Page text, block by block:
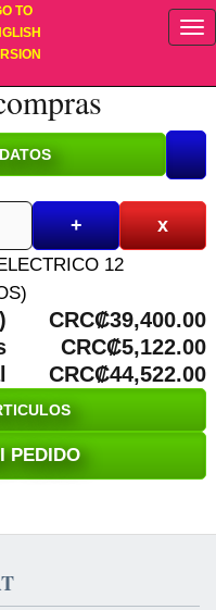
TO
+ x
12
CRC₡39,400.00
CRC₡5,122.00
CRC₡44,522.00
PEDIDO